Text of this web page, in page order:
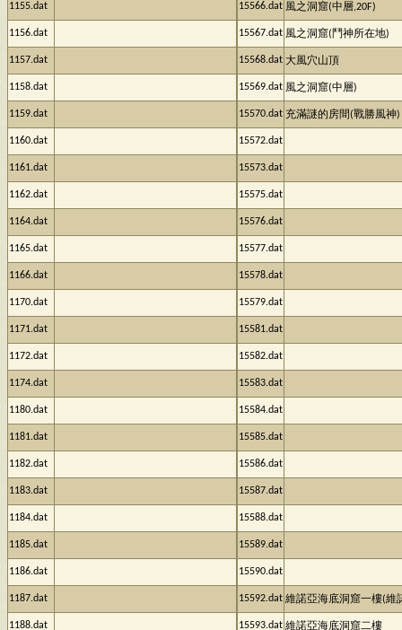
1155.dat
1156.dat
1157.dat
1158.dat
1159.dat
1160.dat
1161.dat
1162.dat
1164.dat
1165.dat
1166.dat
1170.dat
1171.dat
1172.dat
1174.dat
1180.dat
1181.dat
1182.dat
1183.dat
1184.dat
1185.dat
1186.dat
1187.dat
1188.dat
15566.dat 風之洞窟(中層,20F)
15567.dat 風之洞窟(鬥神所在地)
15568.dat 大風穴山頂
15569.dat 風之洞窟(中層)
15570.dat 充滿謎的房間(戰勝風神)
15572.dat
15573.dat
15575.dat
15576.dat
15577.dat
15578.dat
15579.dat
15581.dat
15582.dat
15583.dat
15584.dat
15585.dat
15586.dat
15587.dat
15588.dat
15589.dat
15590.dat
15592.dat 維諾亞海底洞窟一樓(維
15593.dat 維諾亞海底洞窟二樓